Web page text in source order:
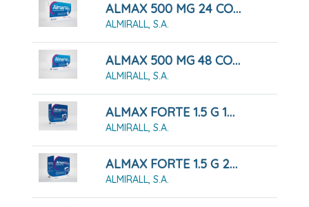
ALMAX 500 MG 24 COMPRIMIDOS MASTICABLES
ALMIRALL, S.A.
ALMAX 500 MG 48 COMPRIMIDOS MASTICABLES
ALMIRALL, S.A.
ALMAX FORTE 1.5 G 12 SOBRES SUSPENSION ORAL
ALMIRALL, S.A.
ALMAX FORTE 1.5 G 24 SOBRES SUSPENSION ORAL
ALMIRALL, S.A.